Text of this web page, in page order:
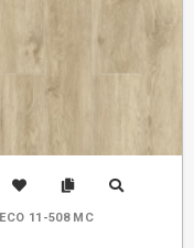
ECO 11-508 MC